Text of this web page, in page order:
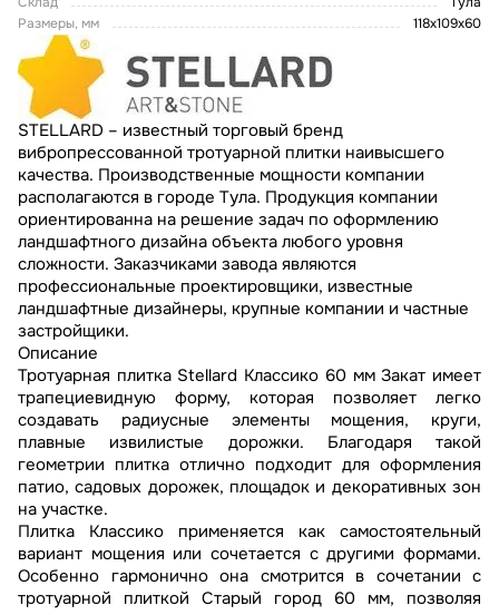
Размеры, мм
118x109x60
STELLARD – известный торговый бренд
вибропрессованной тротуарной плитки наивысшего
качества. Производственные мощности компании
располагаются в городе Тула. Продукция компании
ориентированна на решение задач по оформлению
ландшафтного дизайна объекта любого уровня
сложности. Заказчиками завода являются
профессиональные проектировщики, известные
ландшафтные дизайнеры, крупные компании и частные
застройщики.
Описание
Тротуарная плитка Stellard Классико 60 мм Закат имеет
трапециевидную форму, которая позволяет легко
создавать радиусные элементы мощения, круги,
плавные извилистые дорожки. Благодаря такой
геометрии плитка отлично подходит для оформления
патио, садовых дорожек, площадок и декоративных зон
на участке.
Плитка Классико применяется как самостоятельный
вариант мощения или сочетается с другими формами.
Особенно гармонично она смотрится в сочетании с
тротуарной плиткой Старый город 60 мм, позволяя